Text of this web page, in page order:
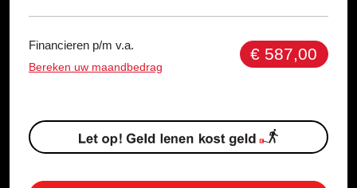
Financieren p/m v.a. € 587,00
Bereken uw maandbedrag